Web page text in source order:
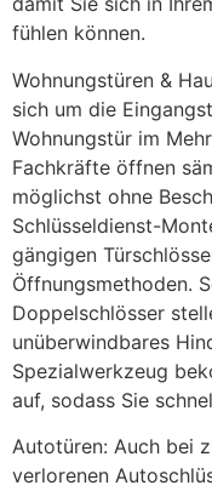
fühlen können.
Wohnungstüren &
sich um die
Wohnungstür im
Fachkräfte öffnen
möglichst ohne
Schlüsseldienst-
gängigen
Öffnungsmethoden.
Doppelschlösser
unüberwindbares
Spezialwerkzeug
auf, sodass Sie
Autotüren: Auch bei
verlorenen